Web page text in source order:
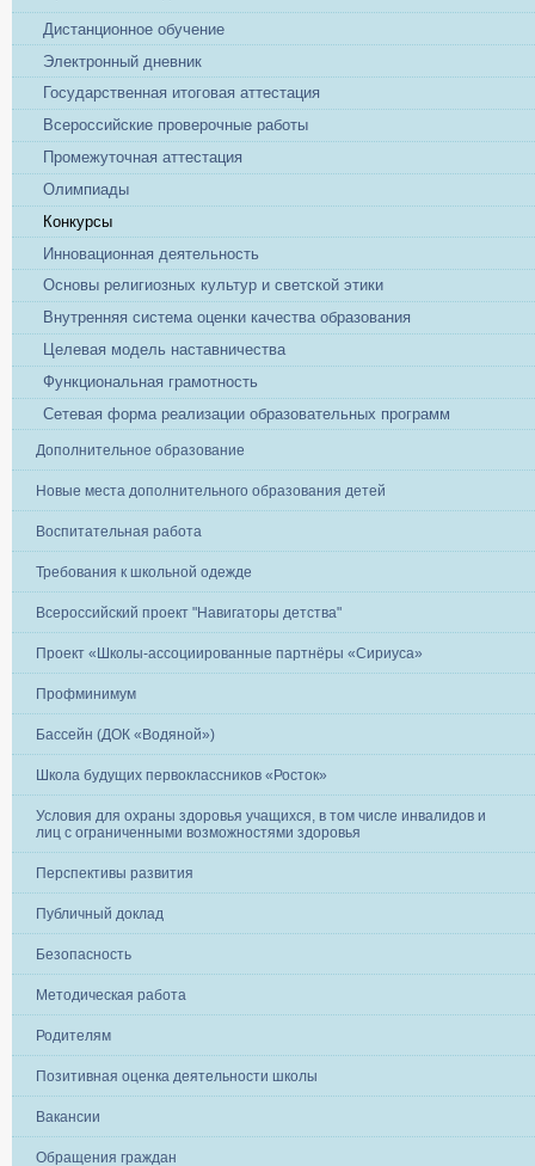
Дистанционное обучение
Электронный дневник
Государственная итоговая аттестация
Всероссийские проверочные работы
Промежуточная аттестация
Олимпиады
Конкурсы
Инновационная деятельность
Основы религиозных культур и светской этики
Внутренняя система оценки качества образования
Целевая модель наставничества
Функциональная грамотность
Сетевая форма реализации образовательных программ
Дополнительное образование
Новые места дополнительного образования детей
Воспитательная работа
Требования к школьной одежде
Всероссийский проект "Навигаторы детства"
Проект «Школы-ассоциированные партнёры «Сириуса»
Профминимум
Бассейн (ДОК «Водяной»)
Школа будущих первоклассников «Росток»
Условия для охраны здоровья учащихся, в том числе инвалидов и
лиц с ограниченными возможностями здоровья
Перспективы развития
Публичный доклад
Безопасность
Методическая работа
Родителям
Позитивная оценка деятельности школы
Вакансии
Обращения граждан